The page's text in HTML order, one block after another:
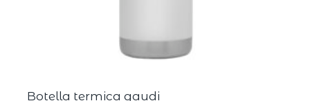
Botella termica gaudi